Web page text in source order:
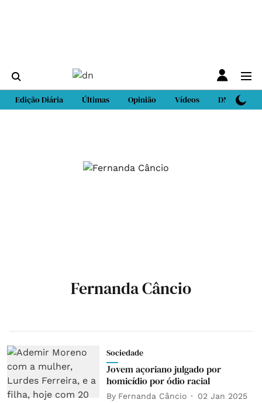
Edição Diária Últimas Opinião Vídeos DN Sport
Fernanda Câncio
Sociedade
Jovem açoriano julgado por
homicídio por ódio racial
By Fernanda Câncio 02 Jan 2025